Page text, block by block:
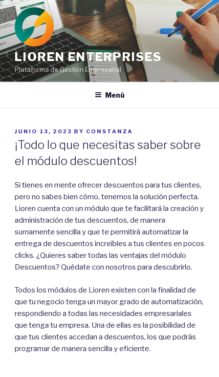
Ir
al
contenido
LIOREN ENTERPRISES
Plataforma de Gestión Empresarial
Menú
POSTED
ON
JUNIO 13, 2023 BY CONSTANZA
¡Todo lo que necesitas saber sobre
el módulo descuentos!
Si tienes en mente ofrecer descuentos para tus clientes,
pero no sabes bien cómo, tenemos la solución perfecta.
Lioren cuenta con un módulo que te facilitará la creación y
administración de tus descuentos, de manera
sumamente sencilla y que te permitirá automatizar la
entrega de descuentos increíbles a tus clientes en pocos
clicks. ¿Quieres saber todas las ventajas del módulo
Descuentos? Quédate con nosotros para descubrirlo.
Todos los módulos de Lioren existen con la finalidad de
que tu negocio tenga un mayor grado de automatización,
respondiendo a todas las necesidades empresariales
que tenga tu empresa. Una de ellas es la posibilidad de
que tus clientes accedan a descuentos, los que podrás
programar de manera sencilla y eficiente.